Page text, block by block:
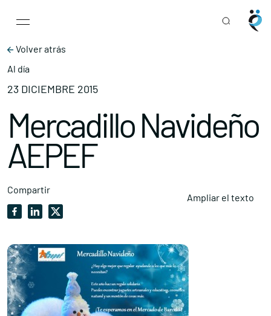
Main Navigation
Volver atrás
Al día
23 DICIEMBRE 2015
Mercadillo Navideño
AEPEF
Compartir
Ampliar el texto